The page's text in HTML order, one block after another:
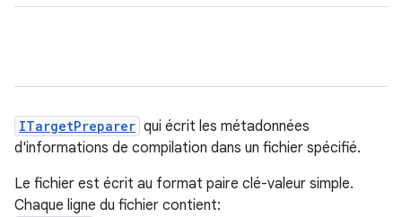
ITargetPreparer qui écrit les métadonnées
d'informations de compilation dans un fichier spécifié.
Le fichier est écrit au format paire clé-valeur simple.
Chaque ligne du fichier contient: